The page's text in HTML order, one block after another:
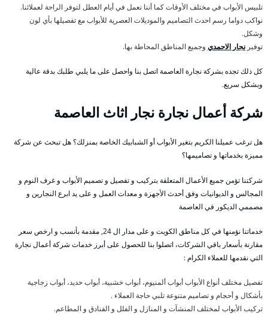
تلبيس الأبواب في مختلف الأوقات كما أننا نعمل في أيام العطل لتوفر الراحة لعملائنا.
نواكب دواما رسم احدث التصاميم والموديلات العصرية للأبواب مع تفصيلها بأي لون
وشكل.
توفير نجار الاحمدي وجميع المناطق المحاطة بها.
كل ذلك تجده بشركة نجارة العاصمة اتصل بنا واحصل على ما يلبي طلبك بدقة عالية
وبشكل سريع.
شركة أعمال نجارة نجار اثاث العاصمة
هل ترغب عميلنا الكريم بتغير الأبواب أو الشبابيك الخاصة بمنزلك؟ هل تبحث عن شركة
مميزة بخدماتها و تصاميمها؟
شركتنا تؤمن جميع الأعمال المتعلقة بتركيب و تفصيل و تصميم الأبواب و غرف النوم و
المجالس و الديوانيات وفق أحدث الأجهزة و معدات العمل و على يد ابرع النجارين و
مصممي الديكور في العاصمة
خدماتنا نؤمنها في كل مناطق الكويت و على مدار ال 24, مقدمة بأنسب و ارخص سعر
مقارنة بأسعار باقي الشركات، اتصلوا بنا للحصول على أبرز خدمات شركة أعمال نجارة
التي نقدمها للعملاء الكرام :
تفصيل مختلف أنواع الأبواب أبواب ألمنيوم، أبواب خشبية، أبواب حديد، أبواب زجاجية
بأشكال و أحجام و تصاميم متنوعة تلبي حاجة العملاء .
تركيب الأبواب لمختلف المنشآت و المنازل و الفلل و الفنادق و المطاعم.